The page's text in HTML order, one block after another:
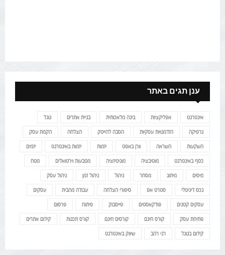
ענן תגים באתר
אינטרנט אפליקציות בינה מלאכותית בניית אתרים גוגל
גרפיקה הזדמנויות עסקיות הסבה להייטק הצלחה הקמת עסק
השקעות השראה וורן באפט יזמות יזמות באינטרנט יזמים
כסף באינטרנט מוטיבציה מוניטיזציה מטבעות וירטואלים מטח
מיסים מיתוג מסחר ניהול ניהול זמן ניהול עסק
נכס דיגיטלי סטרט אפ סיפורי הצלחה עבודה מהבית עסקים
עסקים קטנים פודקאסטים פייסבוק פיתוח פרסום
פתיחת עסק קורס חינם קורסים חינם קורס תכנות קידום אתרים
קידום בגוגל רני רהב שיווק באינטרנט